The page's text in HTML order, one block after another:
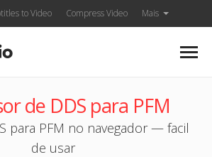
to Video Compress Video Mais
de DDS para PFM
para PFM no navegador — facil
de usar